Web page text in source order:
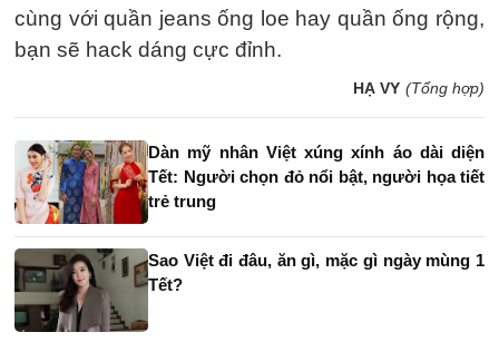
cùng với quần jeans ống loe hay quần ống rộng,
bạn sẽ hack dáng cực đỉnh.
HẠ VY (Tổng hợp)
Dàn mỹ nhân Việt xúng xính áo dài diện
Tết: Người chọn đỏ nổi bật, người họa tiết
trẻ trung
Sao Việt đi đâu, ăn gì, mặc gì ngày mùng 1
Tết?